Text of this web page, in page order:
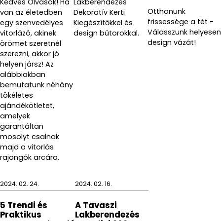
Kedves Olvasók! Ha
van az életedben
egy szenvedélyes
vitorlázó, akinek
örömet szeretnél
szerezni, akkor jó
helyen jársz! Az
alábbiakban
bemutatunk néhány
tökéletes
ajándékötletet,
amelyek
garantáltan
mosolyt csalnak
majd a vitorlás
rajongók arcára.
Lakberendezés
Dekoratív Kerti
Kiegészítőkkel és
design bútorokkal.
Otthonunk
frissessége a tét -
Válasszunk helyesen
design vázát!
2024. 02. 24.
5 Trendi és
Praktikus
2024. 02. 16.
A Tavaszi
Lakberendezés